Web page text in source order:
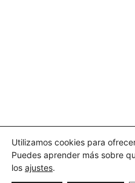
Utilizamos cookies para
Puedes aprender más sobre
los ajustes.